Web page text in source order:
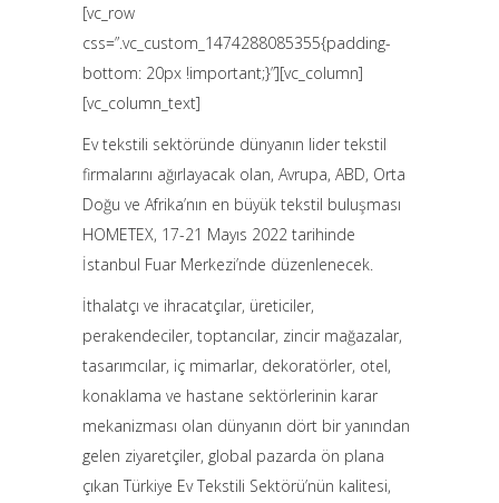
[vc_row
css=”.vc_custom_1474288085355{padding-
bottom: 20px !important;}”][vc_column]
[vc_column_text]
Ev tekstili sektöründe dünyanın lider tekstil
firmalarını ağırlayacak olan, Avrupa, ABD, Orta
Doğu ve Afrika’nın en büyük tekstil buluşması
HOMETEX, 17-21 Mayıs 2022 tarihinde
İstanbul Fuar Merkezi’nde düzenlenecek.
İthalatçı ve ihracatçılar, üreticiler,
perakendeciler, toptancılar, zincir mağazalar,
tasarımcılar, iç mimarlar, dekoratörler, otel,
konaklama ve hastane sektörlerinin karar
mekanizması olan dünyanın dört bir yanından
gelen ziyaretçiler, global pazarda ön plana
çıkan Türkiye Ev Tekstili Sektörü’nün kalitesi,